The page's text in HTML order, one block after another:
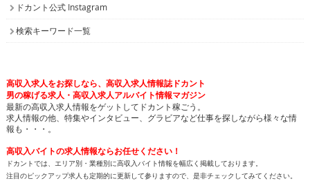
ドカント公式 Instagram
検索キーワード一覧
高収入求人をお探しなら、高収入求人情報誌ドカント
男の稼げる求人・高収入求人アルバイト情報マガジン
最新の高収入求人情報をゲットしてドカント稼ごう。
求人情報の他、特集やインタビュー、グラビアなど仕事を探しながら様々な情
報も・・・。
高収入バイトの求人情報ならお任せください！
ドカントでは、エリア別・業種別に高収入バイト情報を幅広く掲載しております。
注目のピックアップ求人も定期的に更新して参りますので、是非チェックしてみてください。